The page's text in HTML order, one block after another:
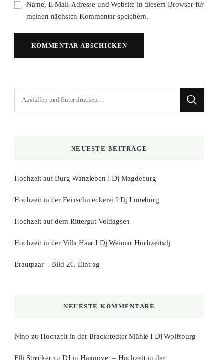
Name, E-Mail-Adresse und Website in diesem Browser für
meinen nächsten Kommentar speichern.
NEUESTE BEITRÄGE
Hochzeit auf Burg Wanzleben I Dj Magdeburg
Hochzeit in der Feinschmeckerei I Dj Lüneburg
Hochzeit auf dem Rittergut Voldagsen
Hochzeit in der Villa Haar I Dj Weimar Hochzeitsdj
Brautpaar – Bild 26. Eintrag
NEUESTE KOMMENTARE
Nino zu Hochzeit in der Brackstedter Mühle I Dj Wolfsburg
Elli Strecker zu DJ in Hannover – Hochzeit in der